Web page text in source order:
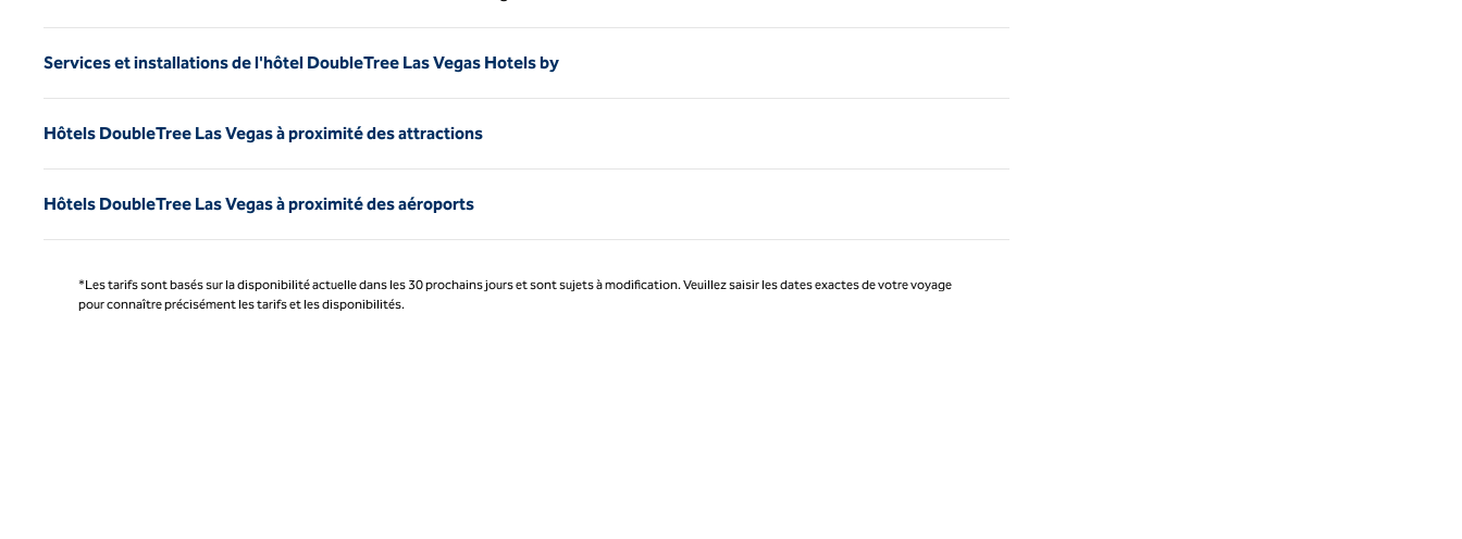
Services et installations de l'hôtel DoubleTree Las Vegas Hotels by
Hôtels DoubleTree Las Vegas à proximité des attractions
Hôtels DoubleTree Las Vegas à proximité des aéroports
*Les tarifs sont basés sur la disponibilité actuelle dans les 30 prochains jours et sont sujets à modification. Veuillez saisir les dates exactes de votre voyage
pour connaître précisément les tarifs et les disponibilités.